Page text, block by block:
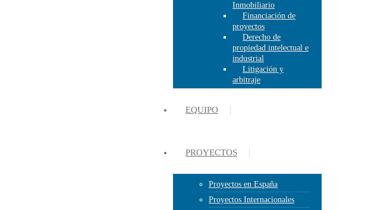
Inmobiliario
Financiación de
proyectos
Derecho de
propiedad intelectual e
industrial
Litigación y
arbitraje
EQUIPO
PROYECTOS
Proyectos en España
Proyectos Internacionales